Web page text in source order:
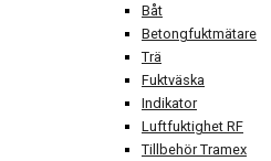
Båt
Betongfuktmätare
Trä
Fuktväska
Indikator
Luftfuktighet RF
Tillbehör Tramex